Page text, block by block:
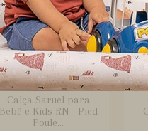
Calça Saruel para
Bebê e Kids RN - Pied
Poule...